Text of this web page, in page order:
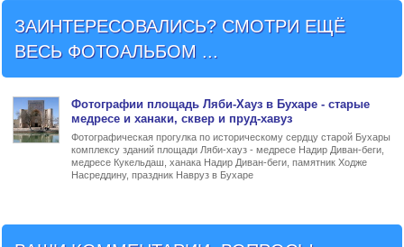
ЗАИНТЕРЕСОВАЛИСЬ? СМОТРИ ЕЩЁ
ВЕСЬ ФОТОАЛЬБОМ ...
Фотографии площадь Ляби-Хауз в Бухаре- старые
медресе и ханаки, сквер и пруд-хавуз
Фотографическая прогулка по историческому сердцу старой Бухары
комплексу зданий площади Ляби-хауз - медресе Надир Диван-беги,
медресе Кукельдаш, ханака Надир Диван-беги, памятник Ходже
Насреддину, праздник Навруз в Бухаре